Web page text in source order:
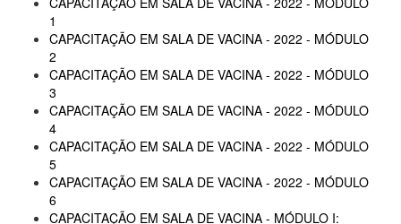
1
CAPACITAÇÃO EM SALA DE VACINA - 2022 - MÓDULO
2
CAPACITAÇÃO EM SALA DE VACINA - 2022 - MÓDULO
3
CAPACITAÇÃO EM SALA DE VACINA - 2022 - MÓDULO
4
CAPACITAÇÃO EM SALA DE VACINA - 2022 - MÓDULO
5
CAPACITAÇÃO EM SALA DE VACINA - 2022 - MÓDULO
6
CAPACITAÇÃO EM SALA DE VACINA - MÓDULO I: